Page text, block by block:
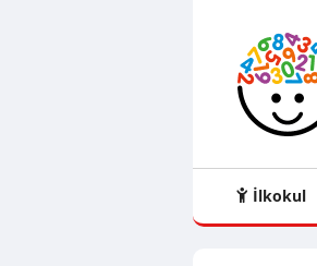
İlkokul